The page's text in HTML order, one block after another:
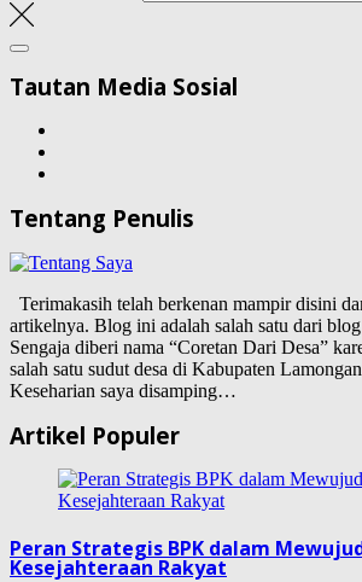
Tautan Media Sosial
Tentang Penulis
Terimakasih telah berkenan mampir disini
artikelnya. Blog ini adalah salah satu dari
Sengaja diberi nama “Coretan Dari Desa”
salah satu sudut desa di Kabupaten
Keseharian saya disamping…
Artikel Populer
Peran Strategis BPK dalam
Kesejahteraan Rakyat